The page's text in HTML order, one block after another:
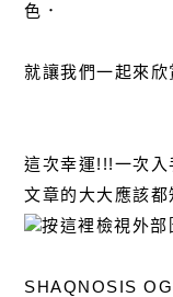
色．
就讓我們一起來
這次幸運!!!一次
文章的大大應該都
SHAQNOSIS